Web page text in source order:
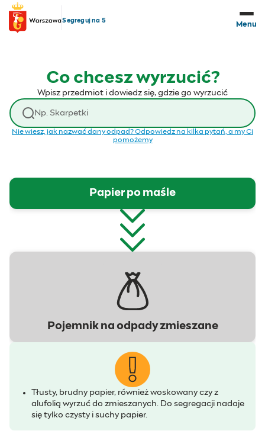
Przejdź do treści
Segreguj na 5
Menu
Co chcesz wyrzucić?
Wpisz przedmiot i dowiedz się, gdzie go wyrzucić
Wyszukaj odpad
Nie wiesz, jak nazwać dany odpad? Odpowiedz na kilka pytań, a my Ci
pomożemy
Papier po maśle
Pojemnik na odpady zmieszane
Tłusty, brudny papier, również woskowany czy z
alufolią wyrzuć do zmieszanych. Do segregacji nadaje
się tylko czysty i suchy papier.